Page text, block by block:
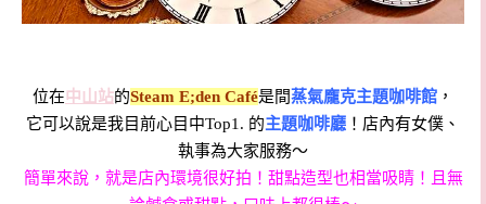
位在中山站的Steam E;den Café是間蒸氣龐克主題咖啡館 ，
它可以說是我目前心目中Top1. 的主題咖啡廳 ！ 店內有女僕、
執事為大家服務～
簡單來說，就是店內環境很好拍！甜點造型也相當吸睛！且無